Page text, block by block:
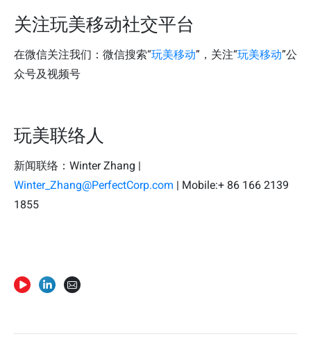
关注玩美移动社交平台
在微信关注我们：微信搜索“玩美移动”，关注“玩美移动”公
众号及视频号
玩美联络人
新闻联络：Winter Zhang |
Winter_Zhang@PerfectCorp.com | Mobile:+ 86 166 2139
1855